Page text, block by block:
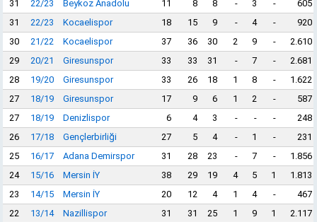
31
22/23 Beykoz Anadolu 11 8 8 - 3 -
605
31
22/23 Kocaelispor 18 15 9 - 4 -
920
30
21/22 Kocaelispor 37 36 30 2 9 -
2.610
29
20/21 Giresunspor 33 33 31 - 7 -
2.681
28
19/20 Giresunspor 33 26 18 1 8 -
1.622
27
18/19 Giresunspor 17 9 6 1 2 -
587
27
18/19 Denizlispor 6 4 3 - - -
248
26
17/18 Gençlerbirliği 27 5 4 - 1 -
231
25
16/17 Adana Demirspor 31 28 23 - 7 -
1.856
24
15/16 Mersin İY 38 29 19 4 5 1
1.813
23
14/15 Mersin İY 20 12 4 1 4 -
467
22
13/14 Nazillispor 31 31 25 1 9 1
2.117